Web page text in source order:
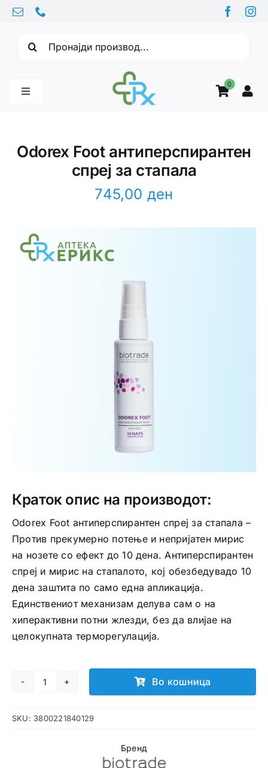
Skip
content
0
Toggle
Здравствени проблеми
Odorex Foot антиперспирантен
спреј за стапала
745,00 ден
Краток опис на производот:
Odorex Foot антиперспирантен спреј за стапала –
Против прекумерно потење и непријатен мирис
на нозете со ефект до 10 дена. Антиперспирантен
спреј и мирис на стапалото, кој обезбедувадо 10
дена заштита по само една апликација.
Единствениот механизам делува сам о на
хиперактивни потни жлезди, без да влијае на
целокупната терморегулација.
Odorex
антиперспирантен
Во кошница
SKU: 3800221840129
Бренд